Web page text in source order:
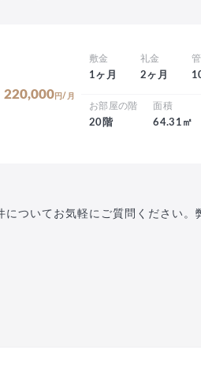
220,000 円/月
敷金
1ヶ月
礼金
2ヶ月
お部屋の階
20階
面積
64.31㎡
についてお気軽にご質問ください